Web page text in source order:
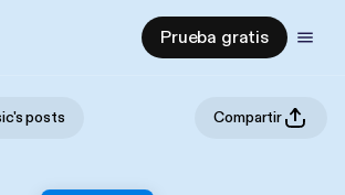
Prueba gratis
posts Compartir